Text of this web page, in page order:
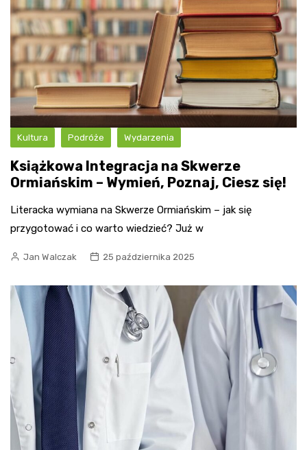
Kultura Podróże Wydarzenia
Książkowa Integracja na Skwerze
Ormiańskim – Wymień, Poznaj, Ciesz się!
Literacka wymiana na Skwerze Ormiańskim – jak się
przygotować i co warto wiedzieć? Już w
Jan Walczak 25 października 2025